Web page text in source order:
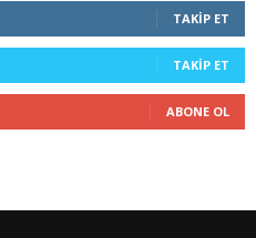
TAKIP ET
TAKIP ET
ABONE OL